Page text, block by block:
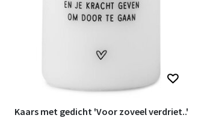
Kaars met gedicht 'Voor zoveel verdriet..'